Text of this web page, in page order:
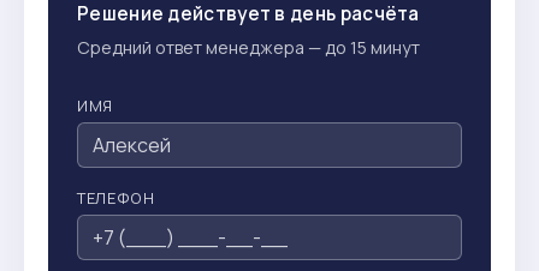
Решение действует в день расчёта
Средний ответ менеджера — до 15 минут
ИМЯ
ТЕЛЕФОН